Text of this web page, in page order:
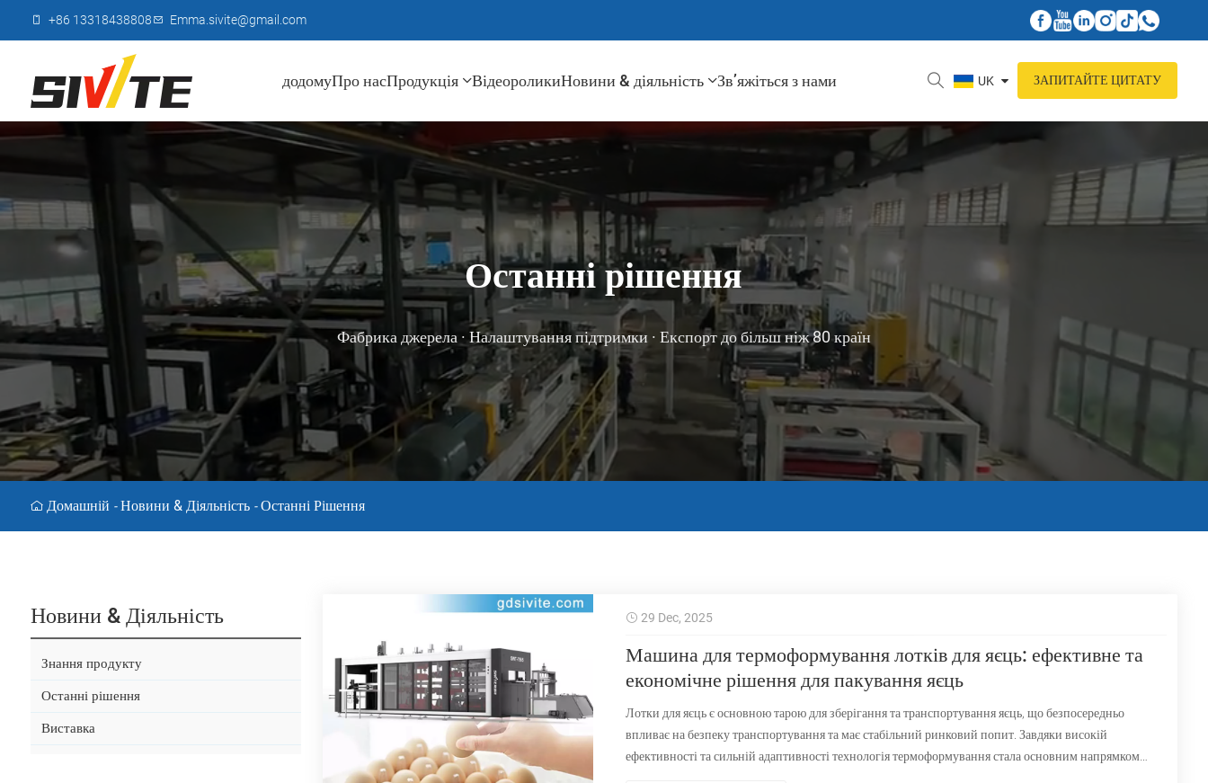
+86 13318438808 Emma.sivite@gmail.com
додомуПро насПродукція ВідеороликиНовини & діяльність Зв’яжіться з нами UK ЗАПИТАЙТЕ ЦИТАТУ
Останні рішення
Фабрика джерела · Налаштування підтримки · Експорт до більш ніж 80 країн
Домашній - Новини & Діяльність - Останні Рішення
Новини & Діяльність
Знання продукту
Останні рішення
Виставка
29 Dec, 2025
Машина для термоформування лотків для яєць: ефективне та
економічне рішення для пакування яєць
Лотки для яєць є основною тарою для зберігання та транспортування яєць, що безпосередньо
впливає на безпеку транспортування та має стабільний ринковий попит. Завдяки високій
ефективності та сильній адаптивності технологія термоформування стала основним напрямком